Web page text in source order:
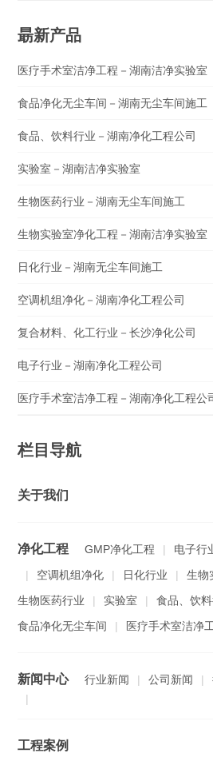
朂新产品
医疗手术室洁净工程－湖南洁净实验室
食品净化无尘车间－湖南无尘车间施工
食品、饮料行业－湖南净化工程公司
实验室－湖南洁净实验室
生物医药行业－湖南无尘车间施工
生物实验室净化工程－湖南洁净实验室
日化行业－湖南无尘车间施工
空调机组净化－湖南净化工程公司
复合材料、化工行业－长沙净化公司
电子行业－湖南净化工程公司
医疗手术室洁净工程－湖南净化工程公
栏目导航
关于我们
净化工程 GMP净化工程 | 电子行
|
空调机组净化 | 日化行业 | 生物
生物医药行业
| 实验室 | 食品、饮
食品净化无尘车间
| 医疗手术室洁净
新闻中心 行业新闻 | 公司新闻 |
|
工程案例